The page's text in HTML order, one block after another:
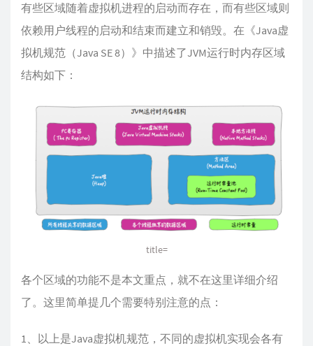
有些区域随着虚拟机进程的启动而存在，而有些区域则
依赖用户线程的启动和结束而建立和销毁。在《Java虚
拟机规范（Java SE 8）》中描述了JVM运行时内存区域
结构如下：
title=
各个区域的功能不是本文重点，就不在这里详细介绍
了。这里简单提几个需要特别注意的点：
1、以上是Java虚拟机规范，不同的虚拟机实现会各有